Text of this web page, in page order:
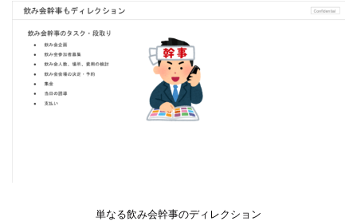
単なる飲み会幹事のディレクション